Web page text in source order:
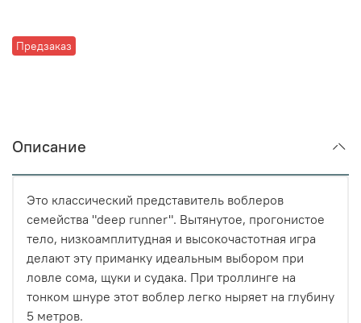
Предзаказ
Описание
Это классический представитель воблеров
семейства "deep runner". Вытянутое, прогонистое
тело, низкоамплитудная и высокочастотная игра
делают эту приманку идеальным выбором при
ловле сома, щуки и судака. При троллинге на
тонком шнуре этот воблер легко ныряет на глубину
5 метров.